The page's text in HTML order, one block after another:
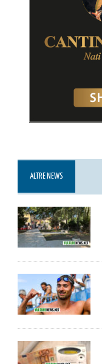
ALTRE NEWS